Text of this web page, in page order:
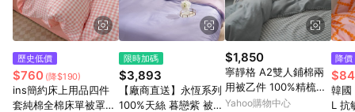
歷史低價
$760 (降$190)
ins簡約床上用品四件
套純棉全棉床單被罩被
限時加碼
$3,893
【廠商直送】永恆系列
100%天絲 暮戀紫 被套
$1,850
寧靜格 A2雙人鋪棉兩
用被乙件 100%精梳棉
台灣製造
Yahoo購物中心
降價
韓國
L 抗